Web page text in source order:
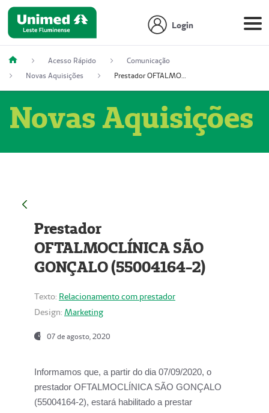
Login
Acesso Rápido
Comunicação
Novas Aquisições
Prestador OFTALMOCLÍNICA SÃO GONÇALO (55004164-2)
Novas Aquisições
Prestador
OFTALMOCLÍNICA SÃO
GONÇALO (55004164-2)
Texto: Relacionamento com prestador
Design: Marketing
07 de agosto, 2020
Informamos que, a partir do dia07/09/2020, o
prestador OFTALMOCLÍNICA SÃO GONÇALO
(55004164-2), estará habilitado a prestar